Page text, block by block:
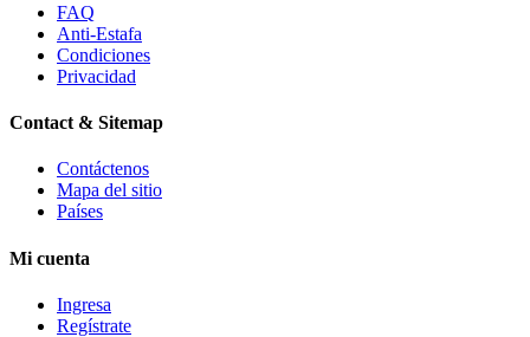
FAQ
Anti-Estafa
Condiciones
Privacidad
Contact & Sitemap
Contáctenos
Mapa del sitio
Países
Mi cuenta
Ingresa
Regístrate